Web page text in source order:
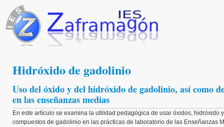
Pasar al contenido principal
Hidróxido de gadolinio
Uso del óxido y del hidróxido de gadolinio, así como
en las enseñanzas medias
En este artículo se examina la utilidad pedagógica de usar óxidos, hidróxido
compuestos de gadolinio en las prácticas de laboratorio de las Enseñanzas